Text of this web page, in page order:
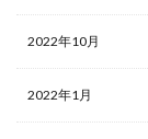
2022年10月
2022年1月